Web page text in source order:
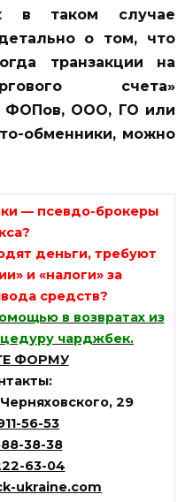
в таком случае
о том, что
транзакции на
счета»
ФОПов, ООО, ГО или
обменники, можно
— псевдо-брокеры
деньги, требуют
и «налоги» за
средств?
в возвратах из
чарджбек.
ФОРМУ
29
56-53
38-38
63-04
ukraine.com